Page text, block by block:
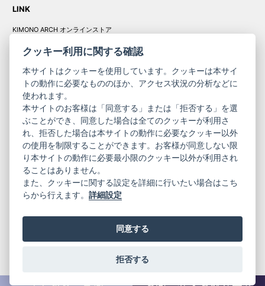
LINK
KIMONO ARCH オンラインストア
コーポレート
サイト
きものやまと振
袖
サイト
ニュースレター
ご利用案内
お問い合わせ
プライバシーポリシー
特定商取引法に基づく表記
ご利用規約
© 2019 YAMATO CO, LTD.
クッキー利用に関する確認
本サイトはクッキーを使用しています。クッキーは本サイ
トの動作に必要なもののほか、アクセス状況の分析などに
使われます。
本サイトのお客様は「同意する」または「拒否する」を選
ぶことができ、同意した場合は全てのクッキーが利用さ
れ、拒否した場合は本サイトの動作に必要なクッキー以外
の使用を制限することができます。お客様が同意しない限
り本サイトの動作に必要最小限のクッキー以外が利用され
ることはありません。
また、クッキーに関する設定を詳細に行いたい場合はこち
らから行えます。詳細設定
同意する
拒否する